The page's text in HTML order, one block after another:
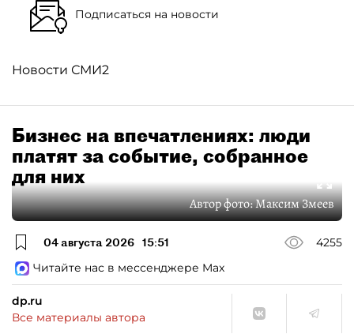
Подписаться на новости
Новости СМИ2
Бизнес на впечатлениях: люди
платят за событие, собранное
для них
Автор фото:Максим Змеев
04 августа 2026 15:51
4255
Читайте нас в мессенджере Max
dp.ru
Все материалы автора